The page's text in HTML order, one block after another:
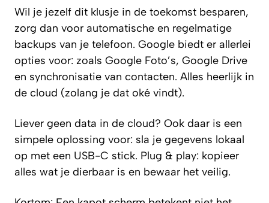
Wil je jezelf dit klusje in de toekomst besparen,
zorg dan voor automatische en regelmatige
backups van je telefoon. Google biedt er allerlei
opties voor: zoals Google Foto’s, Google Drive
en synchronisatie van contacten. Alles heerlijk in
de cloud (zolang je dat oké vindt).
Liever geen data in de cloud? Ook daar is een
simpele oplossing voor: sla je gegevens lokaal
op met een USB-C stick. Plug & play: kopieer
alles wat je dierbaar is en bewaar het veilig.